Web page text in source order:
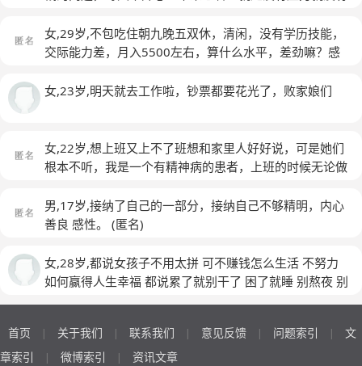
大堆债，信用卡还款，家人都身体不好。我还得了艾滋
病。这个世界容得下我？我这几年身上微信从来没有超过
但事实其实并不是这样，我只是痛苦也没感觉到有什么动
力！做什么事总是自信不够，又很纠结，自己不是一个很
没办法生存！每天都在痛苦挣扎！不知道是现实压力确实
始紊乱，月经也开始紊乱，每天都会头疼，我总感觉我所
有的问题都是因为钱的原因，其实好像根源并不是这样！
明对我很好，我也很好你还爱他，但是我总是想起曾经的
男朋友，想到还是会很痛！每天总是没精神，全身无力，
累的不行！一想到压力就会头疼，想逃避想离开！我不开
心总是感觉是别人的问题，是别人不对！感觉自己心理有
问题又找不到好的解决方法！感觉我需要去释放！但是从
小到大好像一直都喜欢压制，不喜欢就给别人说一些自己
是心里装的太多真的很难再承受一些东西！帮帮我好吗！
帮帮我！真的快疯了！总有死的想法！
女,29岁,不包吃住朝九晚五双休，清闲，没有学历技能，
交际能力差，月入5500左右，算什么水平，差劲嘛？感
候，不甘心做现在的工作可又没能力做其他工作(匿名)
女,23岁,明天就去工作啦，钞票都要花光了，败家娘们
女,22岁,想上班又上不了班想和家里人好好说，可是她们
根本不听，我是一个有精神病的患者，上班的时候无论做
时候老板说话我听不懂然后做什么事都做不好，脑子转不
过来，慢慢的负面情绪就来了，没工作会好点，但是在家
说我骂我我就特别敏感玻璃心，有时候感觉自己没用有时
候又会往好的地方去想，还有亲戚说我这辈子都嫁不出去
会说我多不听话，却忘了我生病了，可没人觉得我是生病
了，只会说我装的，吃不了苦，作，为什么我要找那么多
男,17岁,接纳了自己的一部分，接纳自己不够精明，内心
善良 感性。 (匿名)
女,28岁,都说女孩子不用太拼 可不赚钱怎么生活 不努力
如何赢得人生幸福 都说累了就别干了 困了就睡 别熬夜 别
首页 | 关于我们 | 联系我们 | 意见反馈 | 问题索引 |
文
章索引
| 微博索引 | 资讯文章